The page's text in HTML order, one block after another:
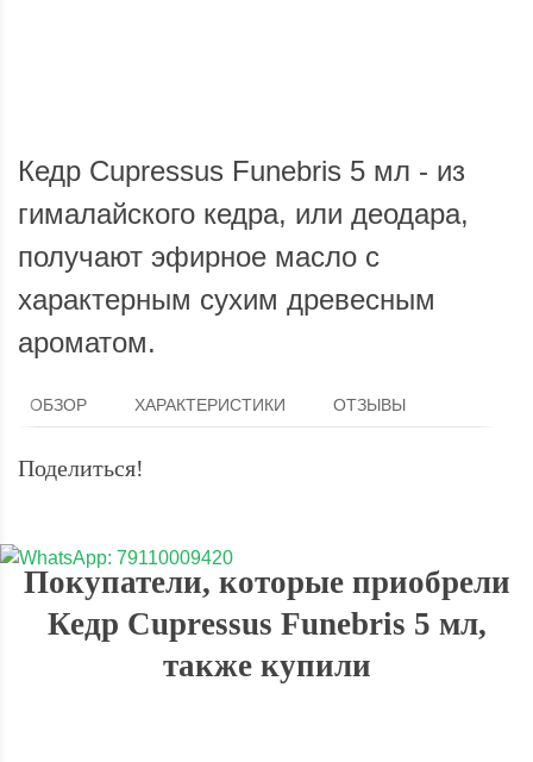
Кедр Cupressus Funebris 5 мл - из
гималайского кедра, или деодара,
получают эфирное масло с
характерным сухим древесным
ароматом.
ОБЗОР ХАРАКТЕРИСТИКИ ОТЗЫВЫ
Поделиться!
Покупатели, которые приобрели
Кедр Cupressus Funebris 5 мл,
также купили